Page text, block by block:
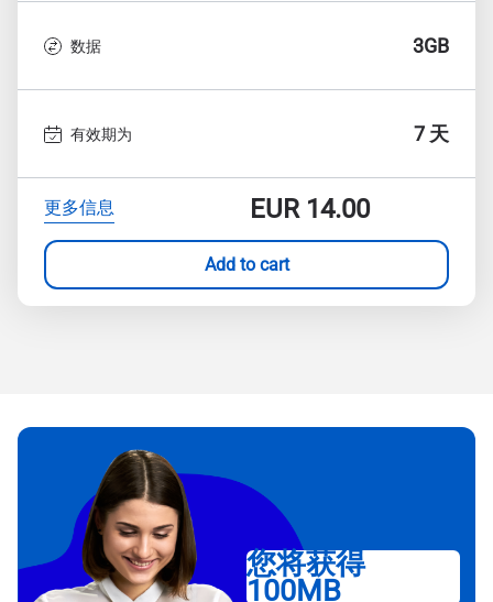
数据 3GB
有效期为 7 天
更多信息 EUR14.00
Add to cart
您将获得
100MB